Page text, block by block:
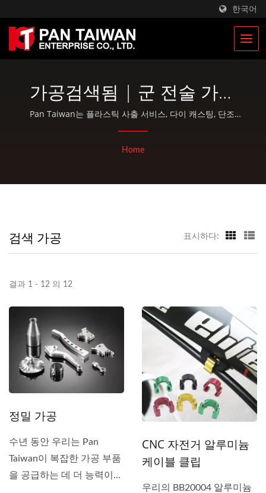
한국어
가공검색됨 | 군 전술 가방
및 군 배낭 제조업체 | Pan
Taiwan
Pan Taiwan는 플라스틱 사출 서비스, 다이 캐스팅, 단조,
CNC 가공, EDC 파우치 및 표준 자전거 및 야외 활동 부품과
Home
검색 가공 표시하다:
결과 1 - 12 의 12
정밀 가공
수년 동안 우리는 Pan
Taiwan이 복잡한 가공 부품
을 공급하는 데 더 능력이...
CNC 자전거 알루미늄
케이블 클립
우리의 BB20004 알루미늄